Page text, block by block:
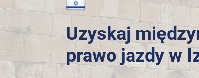
Uzyskaj
prawo jazdy w